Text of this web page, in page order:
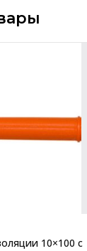
10×100 с